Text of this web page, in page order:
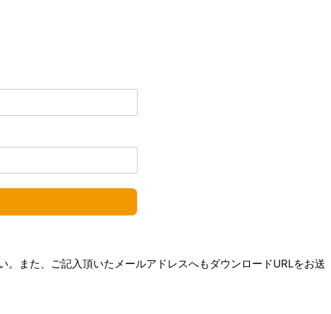
。また、ご記入頂いたメールアドレスへもダウンロードURLをお送